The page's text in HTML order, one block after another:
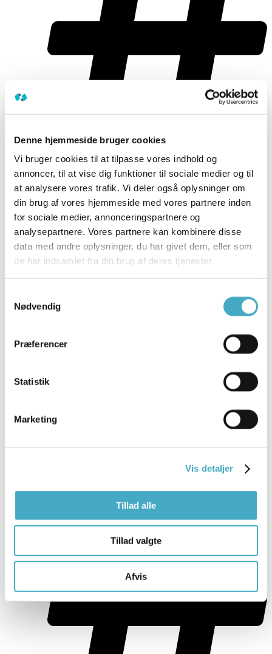
Denne hjemmeside bruger cookies
Vi bruger cookies til at tilpasse vores indhold og
annoncer, til at vise dig funktioner til sociale medier og til
at analysere vores trafik. Vi deler også oplysninger om
din brug af vores hjemmeside med vores partnere inden
for sociale medier, annonceringspartnere og
analysepartnere. Vores partnere kan kombinere disse
data med andre oplysninger, du har givet dem, eller som
de har indsamlet fra din brug af deres tjenester.
Nødvendig
Præferencer
Statistik
Marketing
Vis detaljer
Tillad alle
Tillad valgte
Afvis
Lån
Erhverv